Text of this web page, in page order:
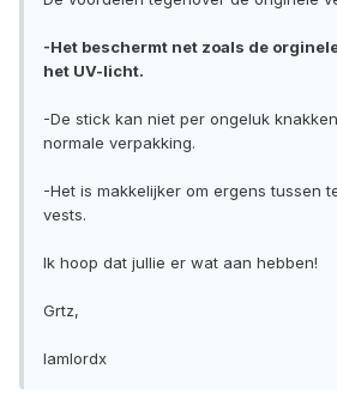
-Het beschermt net zoals de
het UV-licht.
-De stick kan niet per ongeluk
normale verpakking.
-Het is makkelijker om ergens tussen
vests.
Ik hoop dat jullie er wat aan hebben!
Grtz,
Iamlordx